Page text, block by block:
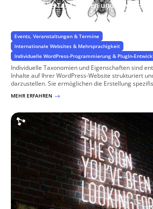
Individuelle Taxonomien und
Spezifische Eigenschaften für Ihr Projekt
Events, Veranstaltungen & Termine
Internationale Websites & Mehrsprachigkeit
Individuelle WordPress-Programmierung & PlugIn-
Individuelle Taxonomien und Eigenschaften sind
Inhalte auf Ihrer WordPress-Website strukturiert
darzustellen. Sie ermöglichen die Erstellung
MEHR ERFAHREN $